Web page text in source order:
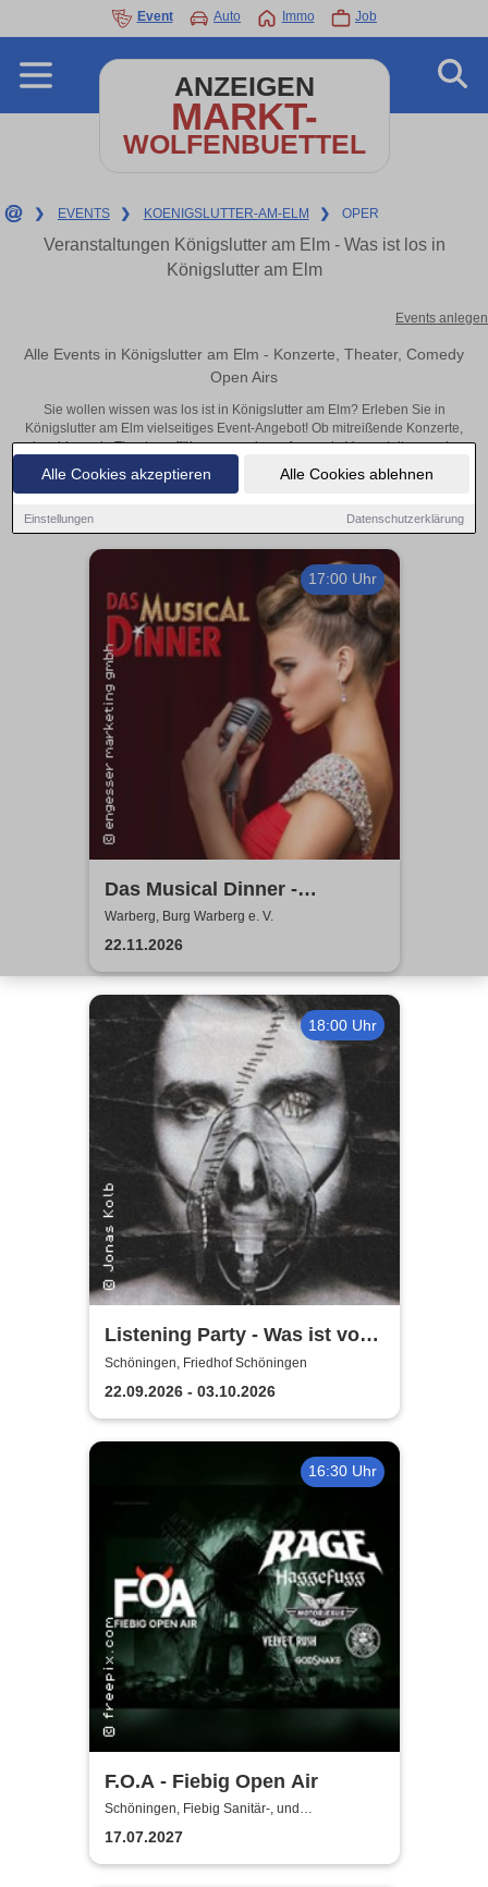
Alle Cookies akzeptieren Alle Cookies ablehnen
Einstellungen Datenschutzerklärung
Event Auto Immo Job
ANZEIGEN
MARKT-
WOLFENBUETTEL
❯ EVENTS ❯ KOENIGSLUTTER-AM-ELM ❯ OPER
Veranstaltungen Königslutter am Elm - Was ist los in
Königslutter am Elm
Events anlegen
Alle Events in Königslutter am Elm - Konzerte, Theater, Comedy
Open Airs
Sie wollen wissen was los ist in Königslutter am Elm? Erleben Sie in
Königslutter am Elm vielseitiges Event-Angebot! Ob mitreißende Konzerte,
inspirierende Theateraufführungen oder aufregende Veranstaltungen in
Königslutter am Elm – hier finden alles im Überblick und Tickets.
17:00 Uhr
Das Musical Dinner -
Kulinarischer Genuss und
garantierte Unterhaltung
Warberg, Burg Warberg e. V.
22.11.2026
18:00 Uhr
Listening Party - Was ist vom
Leben zu erwarten?
Schöningen, Friedhof Schöningen
22.09.2026 - 03.10.2026
16:30 Uhr
F.O.A - Fiebig Open Air
Schöningen, Fiebig Sanitär-, und
Heizungstechnik
17.07.2027